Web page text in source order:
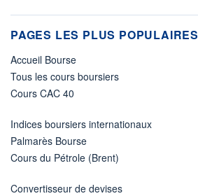
PAGES LES PLUS POPULAIRES
Accueil Bourse
Tous les cours boursiers
Cours CAC 40
Indices boursiers internationaux
Palmarès Bourse
Cours du Pétrole (Brent)
Convertisseur de devises